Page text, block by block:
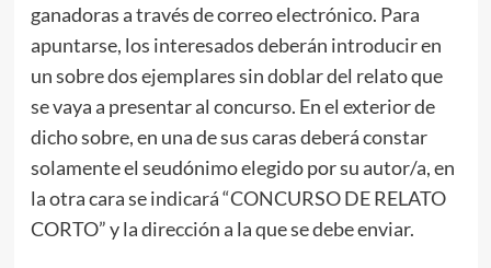
ganadoras a través de correo electrónico. Para
apuntarse, los interesados deberán introducir en
un sobre dos ejemplares sin doblar del relato que
se vaya a presentar al concurso. En el exterior de
dicho sobre, en una de sus caras deberá constar
solamente el seudónimo elegido por su autor/a, en
la otra cara se indicará “CONCURSO DE RELATO
CORTO” y la dirección a la que se debe enviar.